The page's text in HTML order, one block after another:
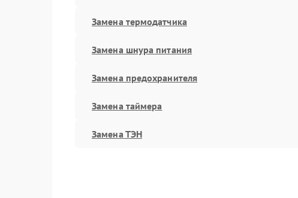
Замена термодатчика
Замена шнура питания
Замена предохранителя
Замена таймера
Замена ТЭН